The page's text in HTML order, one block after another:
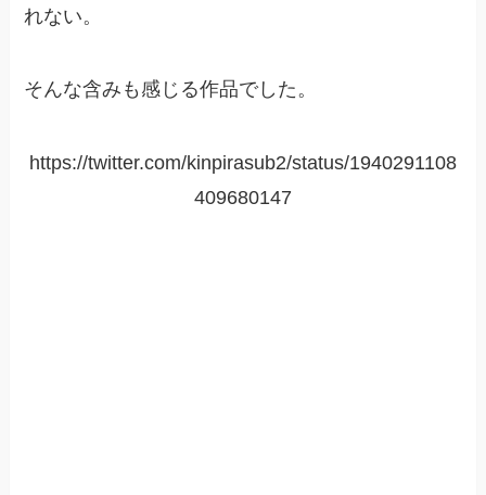
れない。
そんな含みも感じる作品でした。
https://twitter.com/kinpirasub2/status/1940291108
409680147